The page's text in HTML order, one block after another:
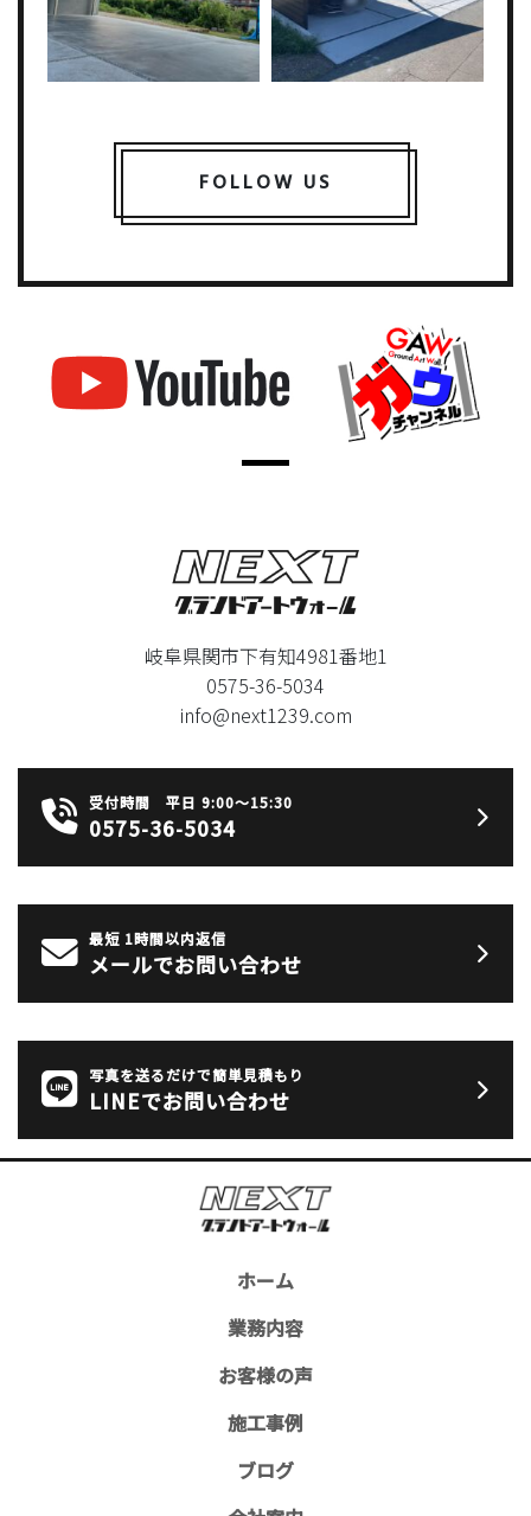
FOLLOW US
岐阜県関市下有知4981番地1
0575-36-5034
info@next1239.com
受付時間 平日 9:00〜15:30
0575-36-5034
最短 1時間以内返信
メールでお問い合わせ
写真を送るだけで簡単見積もり
LINEでお問い合わせ
ホーム
業務内容
お客様の声
施工事例
ブログ